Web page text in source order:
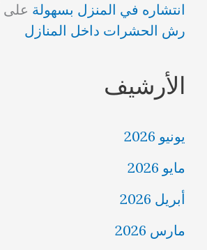
انتشاره في المنزل بسهولة على
رش الحشرات داخل المنازل
الأرشيف
يونيو 2026
مايو 2026
أبريل 2026
مارس 2026